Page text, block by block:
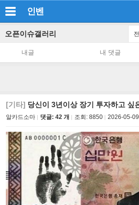
인벤
오픈이슈갤러리
내글 내 댓글
[기타] 당신이 3년이상 장기 투자하고 싶
알카드소마 댓글: 42 개 조회: 8850 2026-05-